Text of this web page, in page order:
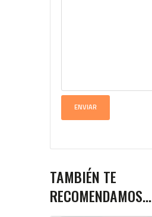
TAMBIÉN TE
RECOMENDAMOS…